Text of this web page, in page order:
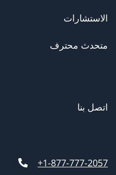
الاستشارات
متحدث محترف
اتصل بنا
1-877-777-2057+